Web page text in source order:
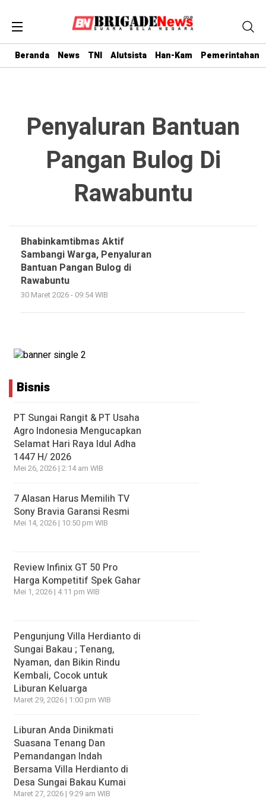
Beranda News TNI Alutsista Han-Kam Pemerintahan
Penyaluran Bantuan
Pangan Bulog Di
Rawabuntu
Bhabinkamtibmas Aktif
Sambangi Warga, Penyaluran
Bantuan Pangan Bulog di
Rawabuntu
30 Maret 2026 - 09:54 WIB
Bisnis
PT Sungai Rangit & PT Usaha
Agro Indonesia Mengucapkan
Selamat Hari Raya Idul Adha
1447 H/ 2026
Mei 26, 2026 | 2:14 am WIB
7 Alasan Harus Memilih TV
Sony Bravia Garansi Resmi
Mei 14, 2026 | 10:50 pm WIB
Review Infinix GT 50 Pro
Harga Kompetitif Spek Gahar
Mei 1, 2026 | 4:11 pm WIB
Pengunjung Villa Herdianto di
Sungai Bakau ; Tenang,
Nyaman, dan Bikin Rindu
Kembali, Cocok untuk
Liburan Keluarga
Maret 29, 2026 | 1:00 pm WIB
Liburan Anda Dinikmati
Suasana Tenang Dan
Pemandangan Indah
Bersama Villa Herdianto di
Desa Sungai Bakau Kumai
Maret 27, 2026 | 9:29 am WIB